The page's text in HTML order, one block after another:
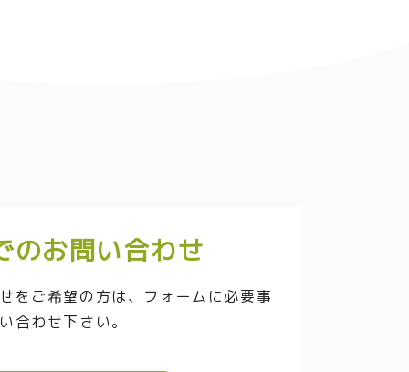
のお問い合わせ
をご希望の方は、フォームに必要事
合わせ下さい。